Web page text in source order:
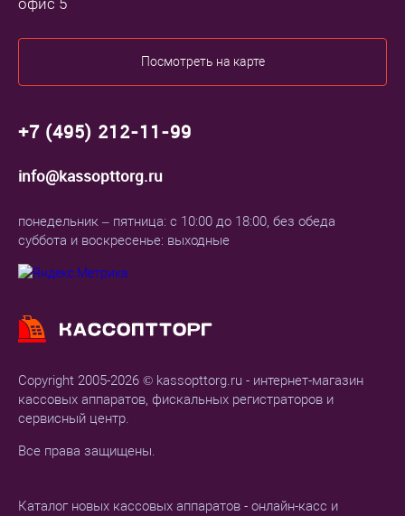
Copyright 2005-2026 © kassopttorg.ru - интернет-магазин
кассовых аппаратов, фискальных регистраторов и
сервисный центр.
Все права защищены.
Каталог новых кассовых аппаратов - онлайн-касс и
офис 5
Посмотреть на карте
+7 (495) 212-11-99
info@kassopttorg.ru
понедельник – пятница: с 10:00 до 18:00, без обеда
суббота и воскресенье: выходные